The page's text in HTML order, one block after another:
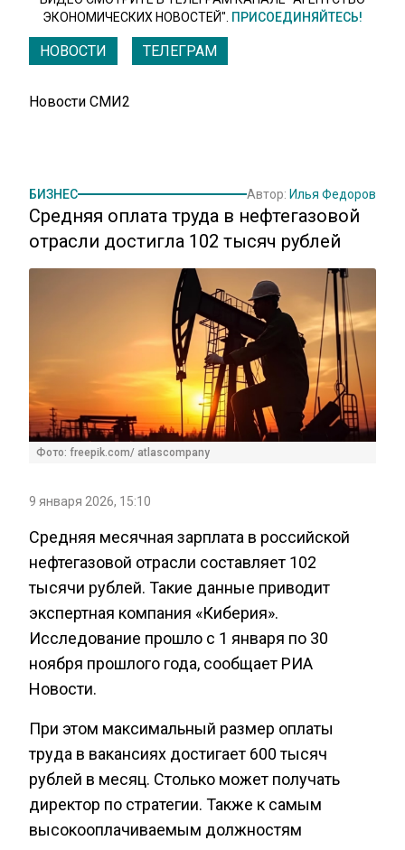
ЭКОНОМИЧЕСКИХ НОВОСТЕЙ". ПРИСОЕДИНЯЙТЕСЬ!
НОВОСТИ ТЕЛЕГРАМ
Новости СМИ2
БИЗНЕС Автор: Илья Федоров
Средняя оплата труда в нефтегазовой
отрасли достигла 102 тысяч рублей
Фото: freepik.com/ atlascompany
9 января 2026, 15:10
Средняя месячная зарплата в российской
нефтегазовой отрасли составляет 102
тысячи рублей. Такие данные приводит
экспертная компания «Киберия».
Исследование прошло с 1 января по 30
ноября прошлого года, сообщает РИА
Новости.
При этом максимальный размер оплаты
труда в вакансиях достигает 600 тысяч
рублей в месяц. Столько может получать
директор по стратегии. Также к самым
высокооплачиваемым должностям